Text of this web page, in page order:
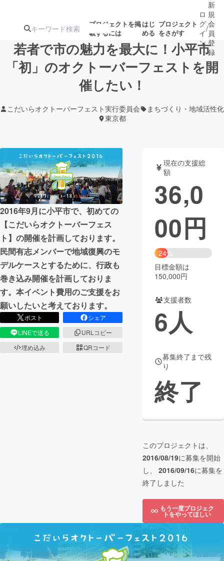
プロジェクトを掲
載するには
はじ
める
プロジェクト
をさがす
注目の新着プロ募集終了が近いプ
テクノロジー・ガジェット ゲーム・サ
映像・映画 書籍・雑誌
ビジネス・起業 チャレンジ
まちづくり・地域活性化
CAMPFIRE for Social Good
CAMPFIRE Creation
CAMPFIREふるさと納税machi-ya
ロ
グ
イ
ン
/
新
規
会
員
登
録
若者で市の魅力を最大に！小平市
「初」のオクトーバーフェストを開
催したい！
こだいらオクトーバーフェスト実行委員会
まちづくり・地域活性化
東京都
2016年9月に小平市で、初めての
【こだいらオクトーバーフェス
ト】の開催を計画しております。
民間有志メンバーで地域復興のモ
デルケースとするために、行政も
巻き込み開催を計画しておりま
す。本イベント費用のご支援をお
願いしたいと考えております。
ポスト
シェア
LINEで送る
URLコピー
埋め込み
QRコード
現在の支援総
額
36,0
00円
24%
目標金額は
150,000円
支援者数
6人
募集終了まで残
り
終了
このプロジェクトは、
2016/08/19に募集を開始
し、 2016/09/16に募集を
終了しました
もう一度プロジェク
トをやってほしい